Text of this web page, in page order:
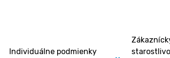
Individuálne podmienky